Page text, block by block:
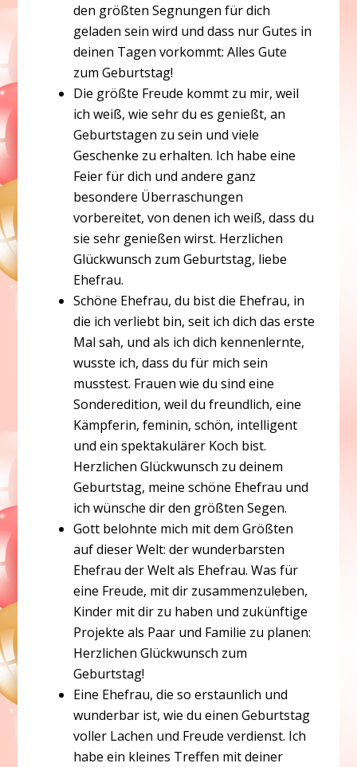
den größten Segnungen für dich
geladen sein wird und dass nur Gutes in
deinen Tagen vorkommt: Alles Gute
zum Geburtstag!
Die größte Freude kommt zu mir, weil
ich weiß, wie sehr du es genießt, an
Geburtstagen zu sein und viele
Geschenke zu erhalten. Ich habe eine
Feier für dich und andere ganz
besondere Überraschungen
vorbereitet, von denen ich weiß, dass du
sie sehr genießen wirst. Herzlichen
Glückwunsch zum Geburtstag, liebe
Ehefrau.
Schöne Ehefrau, du bist die Ehefrau, in
die ich verliebt bin, seit ich dich das erste
Mal sah, und als ich dich kennenlernte,
wusste ich, dass du für mich sein
musstest. Frauen wie du sind eine
Sonderedition, weil du freundlich, eine
Kämpferin, feminin, schön, intelligent
und ein spektakulärer Koch bist.
Herzlichen Glückwunsch zu deinem
Geburtstag, meine schöne Ehefrau und
ich wünsche dir den größten Segen.
Gott belohnte mich mit dem Größten
auf dieser Welt: der wunderbarsten
Ehefrau der Welt als Ehefrau. Was für
eine Freude, mit dir zusammenzuleben,
Kinder mit dir zu haben und zukünftige
Projekte als Paar und Familie zu planen:
Herzlichen Glückwunsch zum
Geburtstag!
Eine Ehefrau, die so erstaunlich und
wunderbar ist, wie du einen Geburtstag
voller Lachen und Freude verdienst. Ich
habe ein kleines Treffen mit deiner